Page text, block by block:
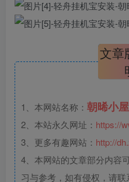
文章
1、本网站名称： 朝晞小屋
2、本站永久网址： https://
3、更多有趣网站： http://
4、本网站的文章部分内容
习与参考，如有侵权，请